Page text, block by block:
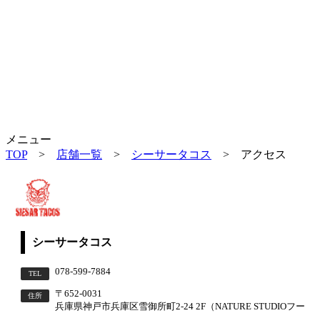
メニュー
TOP> 店舗一覧 > シーサータコス > アクセス
シーサータコス
TEL 078-599-7884
住所
〒652-0031
兵庫県神戸市兵庫区雪御所町2-24 2F（NATURE STUDIOフー